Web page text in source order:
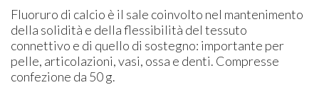
Fluoruro di calcio è il sale coinvolto nel mantenimento
della solidità e della flessibilità del tessuto
connettivo e di quello di sostegno: importante per
pelle, articolazioni, vasi, ossa e denti. Compresse
confezione da 50 g.